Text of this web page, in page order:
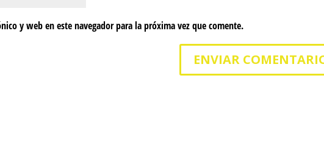
y web en este navegador para la próxima vez que comente.